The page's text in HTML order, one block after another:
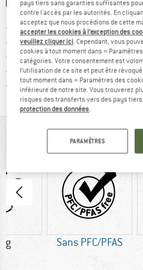
Livraison gratuite dès 69 €
Droit de retour de 100 jours
> 4 000 000 clients satisfaits
Tous les articles disponibles
Protection des acheteurs de
VUE
g Sans PFC/PFAS
pays tiers sans garanties suffisantes
contre l'accès par les autorités. En
acceptez que nous procédions de cette
accepter les cookies à l’exception des
veuillez cliquer ici. Cependant, vous
cookies à tout moment dans «
catégories. Votre consentement est
l’utilisation de ce site et peut être
tout moment dans « Paramètres des
inférieure de notre site. Vous trouverez
risques des transferts vers des pays
protection des données.
PARAMÈTRES